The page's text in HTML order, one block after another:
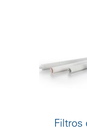
Filtros